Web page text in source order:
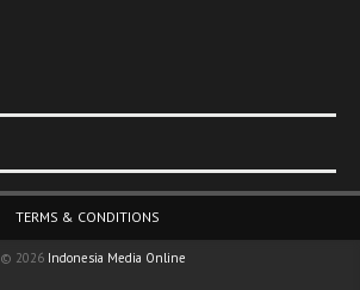
TERMS & CONDITIONS
© 2026 Indonesia Media Online